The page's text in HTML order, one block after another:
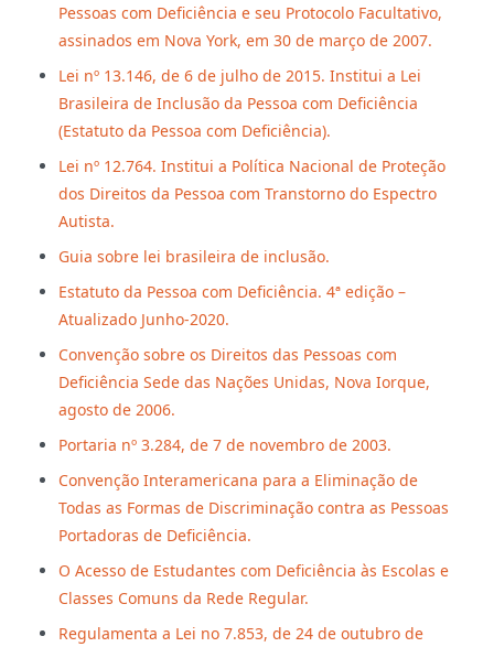
Pessoas com Deficiência e seu Protocolo Facultativo,
assinados em Nova York, em 30 de março de 2007.
Lei nº 13.146, de 6 de julho de 2015. Institui a Lei
Brasileira de Inclusão da Pessoa com Deficiência
(Estatuto da Pessoa com Deficiência).
Lei nº 12.764. Institui a Política Nacional de Proteção
dos Direitos da Pessoa com Transtorno do Espectro
Autista.
Guia sobre lei brasileira de inclusão.
Estatuto da Pessoa com Deficiência. 4ª edição –
Atualizado Junho-2020.
Convenção sobre os Direitos das Pessoas com
Deficiência Sede das Nações Unidas, Nova Iorque,
agosto de 2006.
Portaria nº 3.284, de 7 de novembro de 2003.
Convenção Interamericana para a Eliminação de
Todas as Formas de Discriminação contra as Pessoas
Portadoras de Deficiência.
O Acesso de Estudantes com Deficiência às Escolas e
Classes Comuns da Rede Regular.
Regulamenta a Lei no 7.853, de 24 de outubro de